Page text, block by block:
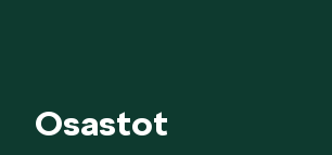
Osastot